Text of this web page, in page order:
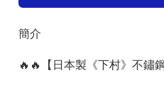
簡介
🔥🔥【日本製《下村》不鏽